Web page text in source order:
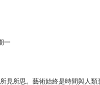
一
見所思。藝術始終是時間與人類